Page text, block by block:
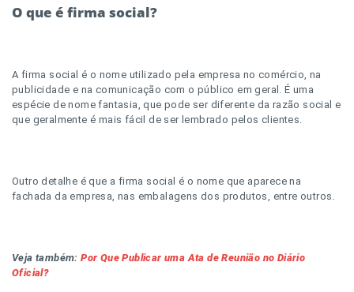
O que é firma social?
A firma social é o nome utilizado pela empresa no comércio, na
publicidade e na comunicação com o público em geral. É uma
espécie de nome fantasia, que pode ser diferente da razão social e
que geralmente é mais fácil de ser lembrado pelos clientes.
Outro detalhe é que a firma social é o nome que aparece na
fachada da empresa, nas embalagens dos produtos, entre outros.
Veja também:Por Que Publicar uma Ata de Reunião no Diário
Oficial?